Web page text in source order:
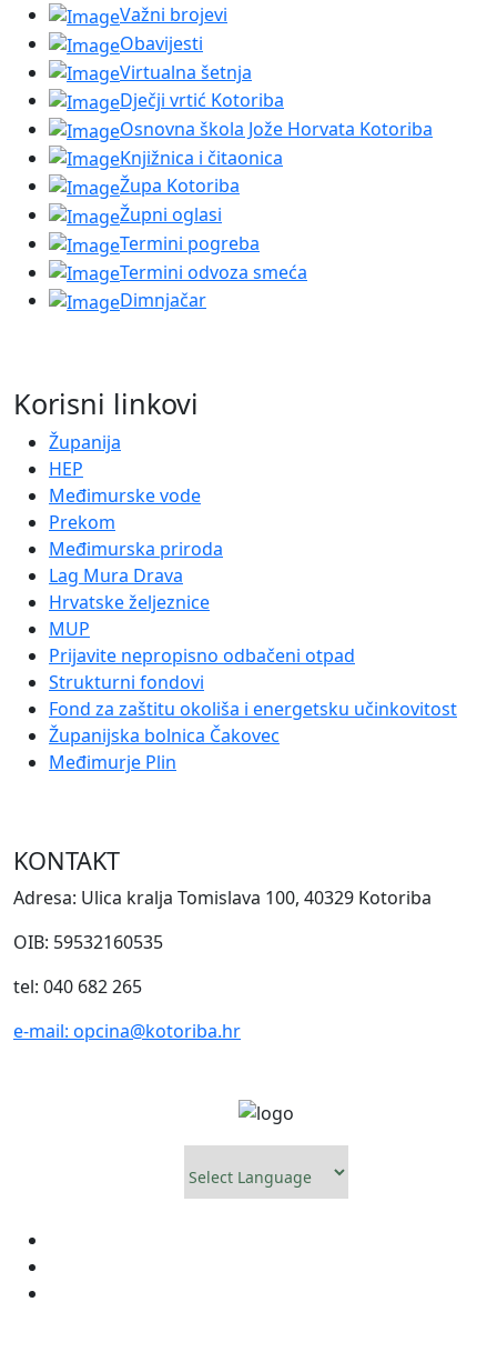
Važni brojevi
Obavijesti
Virtualna šetnja
Dječji vrtić Kotoriba
Osnovna škola Jože Horvata Kotoriba
Knjižnica i čitaonica
Župa Kotoriba
Župni oglasi
Termini pogreba
Termini odvoza smeća
Dimnjačar
Korisni linkovi
Županija
HEP
Međimurske vode
Prekom
Međimurska priroda
Lag Mura Drava
Hrvatske željeznice
MUP
Prijavite nepropisno odbačeni otpad
Strukturni fondovi
Fond za zaštitu okoliša i energetsku učinkovitost
Županijska bolnica Čakovec
Međimurje Plin
KONTAKT
Adresa: Ulica kralja Tomislava 100, 40329 Kotoriba
OIB: 59532160535
tel: 040 682 265
e-mail: opcina@kotoriba.hr